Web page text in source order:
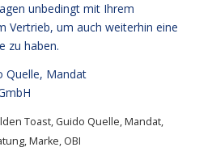
unbedingt mit Ihrem
Vertrieb, um auch weiterhin eine
zu haben.
Quelle, Mandat
Toast, Guido Quelle,Mandat,
,Marke, OBI